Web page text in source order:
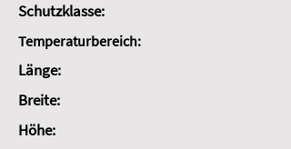
Schutzklasse:
Temperaturbereich:
Länge:
Breite:
Höhe: